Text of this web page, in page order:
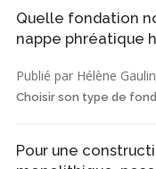
Quelle fondation
nappe phréatique
Publié par Hélène Gaulin
Choisir son type de
Pour une